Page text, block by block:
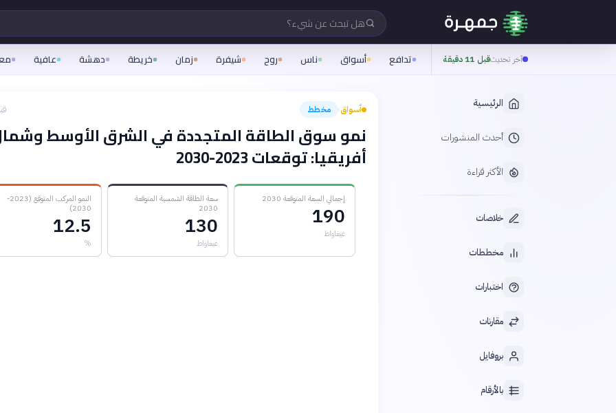
هل تبحث عن شيء؟
آخر تحديثقبل 11 دقيقة تدافع أسواق ناس روح شيفرة زمان خريطة دهشة عافية
الرئيسية
أحدث المنشورات
الأكثر قراءة
خلاصات
مخططات
اختبارات
مقارنات
بروفايل
بالأرقام
أسواق› مخطط قبل
نمو سوق الطاقة المتجددة في الشرق الأوسط
أفريقيا: توقعات 2023-2030
إجمالي السعة المتوقعة 2030
190
غيغاواط
سعة الطاقة الشمسية المتوقعة
2030
130
غيغاواط
النمو المركب المتوقع (2023-
2030)
12.5
%